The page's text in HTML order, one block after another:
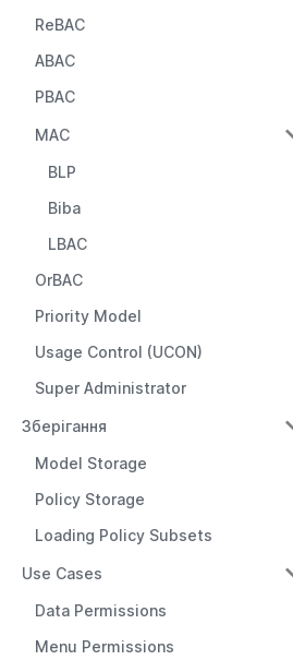
ReBAC
ABAC
PBAC
MAC
BLP
Biba
LBAC
OrBAC
Priority Model
Usage Control (UCON)
Super Administrator
Зберігання
Model Storage
Policy Storage
Loading Policy Subsets
Use Cases
Data Permissions
Menu Permissions